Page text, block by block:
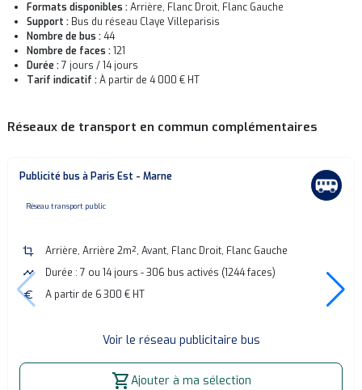
Formats disponibles :Arrière, Flanc Droit, Flanc Gauche
Support : Bus du réseau Claye Villeparisis
Nombre de bus :44
Nombre de faces :121
Durée :7 jours / 14 jours
Tarif indicatif :À partir de 4 000 € HT
Réseaux de transport en commun complémentaires
Publicité bus à Paris Est - Marne
none
Réseau transport public
crop
Arrière, Arrière 2m², Avant, Flanc Droit, Flanc Gauche
timeline
Durée : 7 ou 14 jours - 306 bus activés (1244 faces)
euro
A partir de 6 300 € HT
Voir le réseau publicitaire bus
shopping_cartAjouter à ma sélection